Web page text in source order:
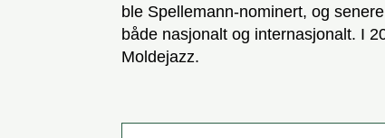
ble Spellemann-nominert, og
både nasjonalt og internasjonalt. I
Moldejazz.